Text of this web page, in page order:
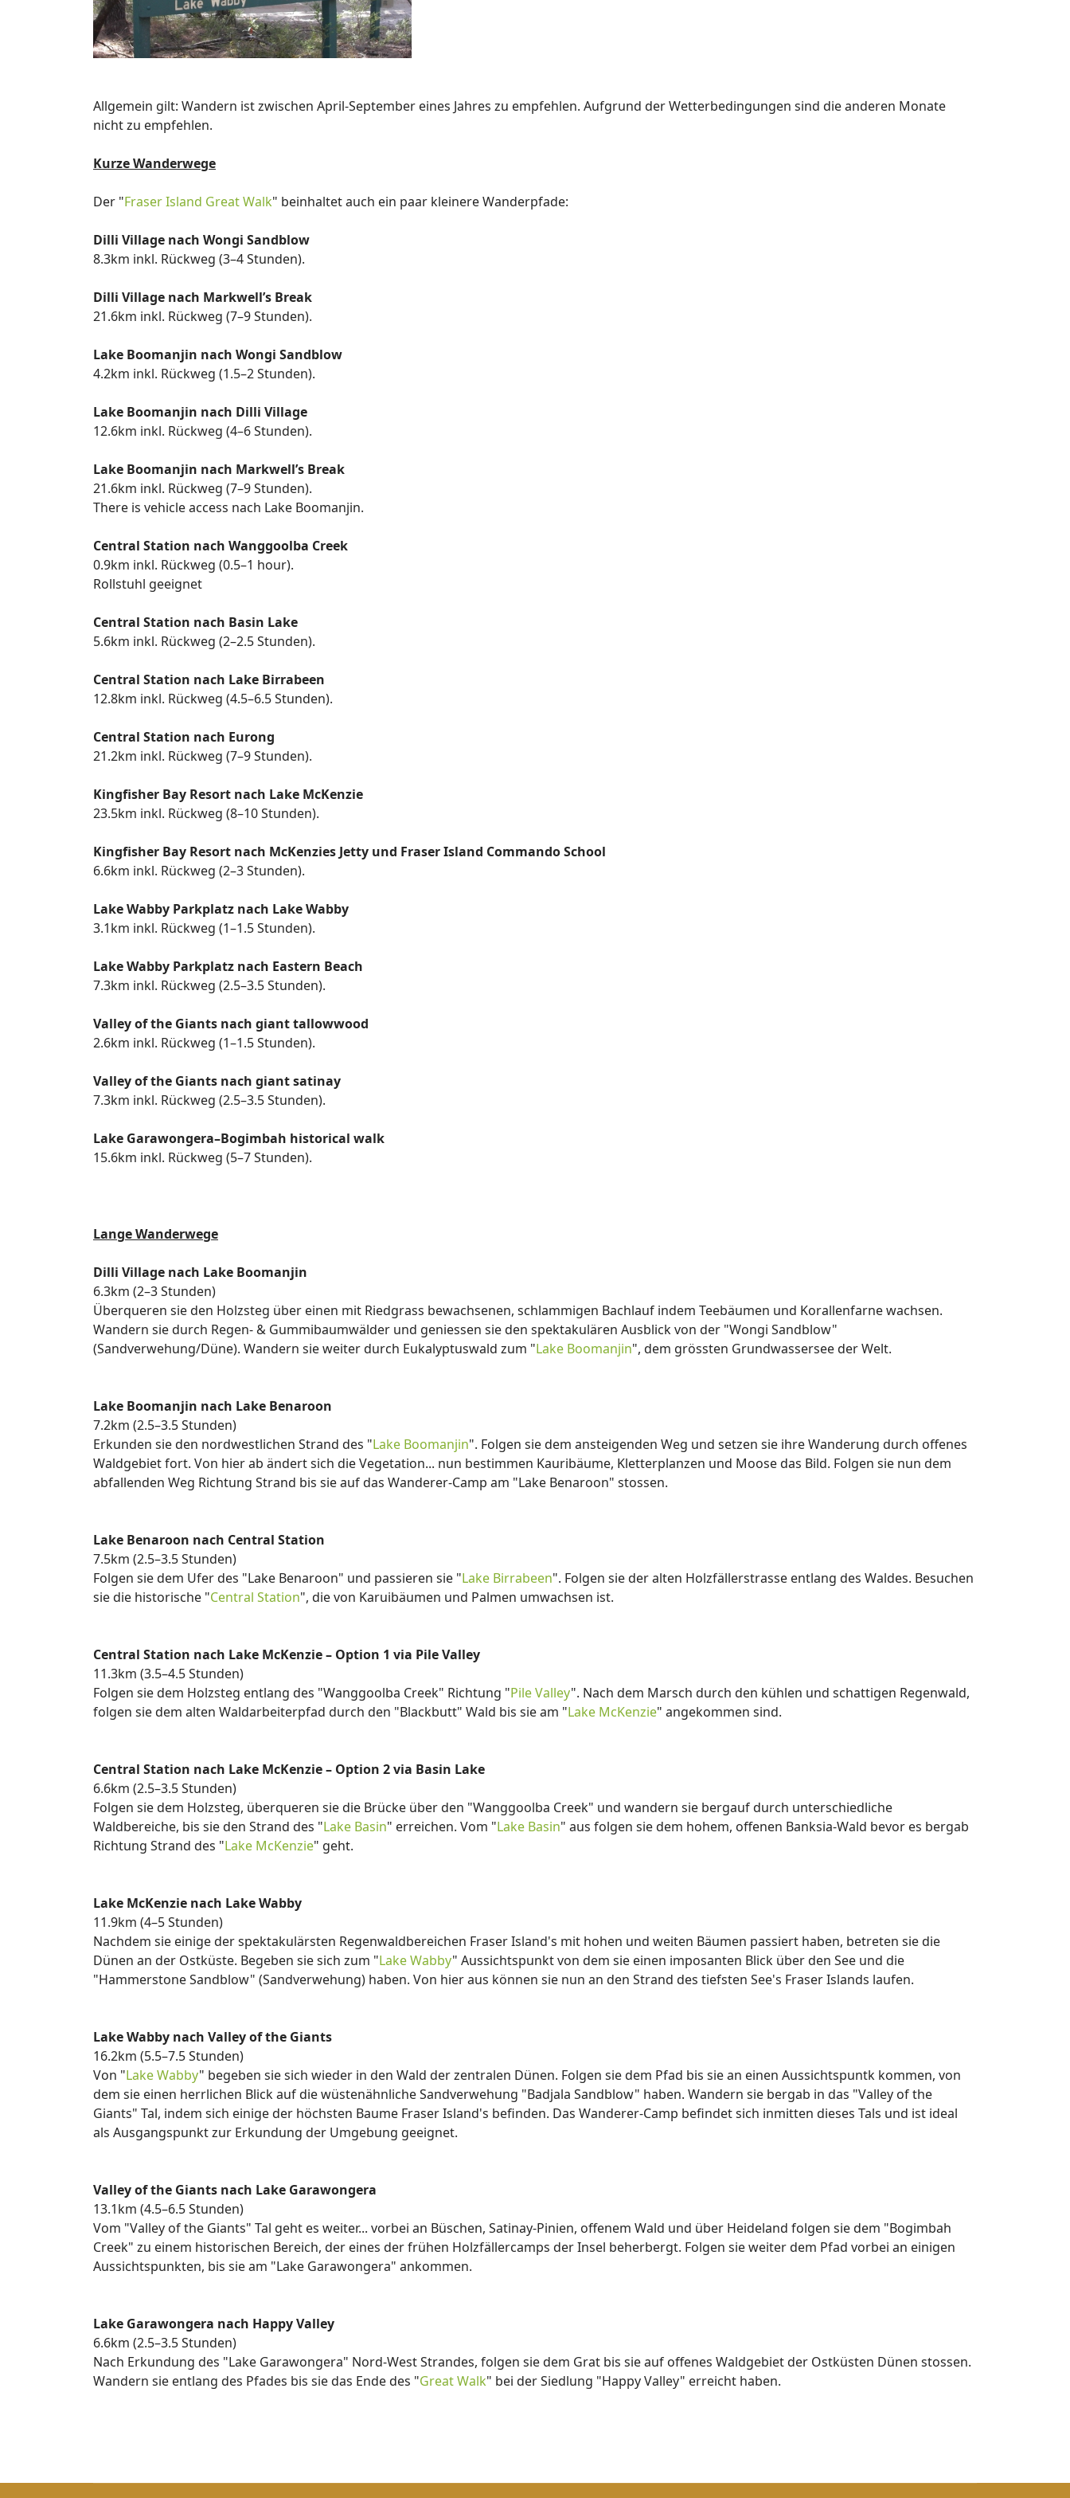
Allgemein gilt: Wandern ist zwischen April-September eines Jahres zu empfehlen. Aufgrund der Wetterbedingungen sind die anderen Monate
nicht zu empfehlen.
Kurze Wanderwege
Der "Fraser Island Great Walk" beinhaltet auch ein paar kleinere Wanderpfade:
Dilli Village nach Wongi Sandblow
8.3km inkl. Rückweg (3–4 Stunden).
Dilli Village nach Markwell’s Break
21.6km inkl. Rückweg (7–9 Stunden).
Lake Boomanjin nach Wongi Sandblow
4.2km inkl. Rückweg (1.5–2 Stunden).
Lake Boomanjin nach Dilli Village
12.6km inkl. Rückweg (4–6 Stunden).
Lake Boomanjin nach Markwell’s Break
21.6km inkl. Rückweg (7–9 Stunden).
There is vehicle access nach Lake Boomanjin.
Central Station nach Wanggoolba Creek
0.9km inkl. Rückweg (0.5–1 hour).
Rollstuhl geeignet
Central Station nach Basin Lake
5.6km inkl. Rückweg (2–2.5 Stunden).
Central Station nach Lake Birrabeen
12.8km inkl. Rückweg (4.5–6.5 Stunden).
Central Station nach Eurong
21.2km inkl. Rückweg (7–9 Stunden).
Kingfisher Bay Resort nach Lake McKenzie
23.5km inkl. Rückweg (8–10 Stunden).
Kingfisher Bay Resort nach McKenzies Jetty und Fraser Island Commando School
6.6km inkl. Rückweg (2–3 Stunden).
Lake Wabby Parkplatz nach Lake Wabby
3.1km inkl. Rückweg (1–1.5 Stunden).
Lake Wabby Parkplatz nach Eastern Beach
7.3km inkl. Rückweg (2.5–3.5 Stunden).
Valley of the Giants nach giant tallowwood
2.6km inkl. Rückweg (1–1.5 Stunden).
Valley of the Giants nach giant satinay
7.3km inkl. Rückweg (2.5–3.5 Stunden).
Lake Garawongera–Bogimbah historical walk
15.6km inkl. Rückweg (5–7 Stunden).
Lange Wanderwege
Dilli Village nach Lake Boomanjin
6.3km (2–3 Stunden)
Überqueren sie den Holzsteg über einen mit Riedgrass bewachsenen, schlammigen Bachlauf indem Teebäumen und Korallenfarne wachsen.
Wandern sie durch Regen- & Gummibaumwälder und geniessen sie den spektakulären Ausblick von der "Wongi Sandblow"
(Sandverwehung/Düne). Wandern sie weiter durch Eukalyptuswald zum "Lake Boomanjin", dem grössten Grundwassersee der Welt.
Lake Boomanjin nach Lake Benaroon
7.2km (2.5–3.5 Stunden)
Erkunden sie den nordwestlichen Strand des "Lake Boomanjin". Folgen sie dem ansteigenden Weg und setzen sie ihre Wanderung durch offenes
Waldgebiet fort. Von hier ab ändert sich die Vegetation... nun bestimmen Kauribäume, Kletterplanzen und Moose das Bild. Folgen sie nun dem
abfallenden Weg Richtung Strand bis sie auf das Wanderer-Camp am "Lake Benaroon" stossen.
Lake Benaroon nach Central Station
7.5km (2.5–3.5 Stunden)
Folgen sie dem Ufer des "Lake Benaroon" und passieren sie "Lake Birrabeen". Folgen sie der alten Holzfällerstrasse entlang des Waldes. Besuchen
sie die historische "Central Station", die von Karuibäumen und Palmen umwachsen ist.
Central Station nach Lake McKenzie – Option 1 via Pile Valley
11.3km (3.5–4.5 Stunden)
Folgen sie dem Holzsteg entlang des "Wanggoolba Creek" Richtung "Pile Valley". Nach dem Marsch durch den kühlen und schattigen Regenwald,
folgen sie dem alten Waldarbeiterpfad durch den "Blackbutt" Wald bis sie am "Lake McKenzie" angekommen sind.
Central Station nach Lake McKenzie – Option 2 via Basin Lake
6.6km (2.5–3.5 Stunden)
Folgen sie dem Holzsteg, überqueren sie die Brücke über den "Wanggoolba Creek" und wandern sie bergauf durch unterschiedliche
Waldbereiche, bis sie den Strand des "Lake Basin" erreichen. Vom "Lake Basin" aus folgen sie dem hohem, offenen Banksia-Wald bevor es bergab
Richtung Strand des "Lake McKenzie" geht.
Lake McKenzie nach Lake Wabby
11.9km (4–5 Stunden)
Nachdem sie einige der spektakulärsten Regenwaldbereichen Fraser Island's mit hohen und weiten Bäumen passiert haben, betreten sie die
Dünen an der Ostküste. Begeben sie sich zum "Lake Wabby" Aussichtspunkt von dem sie einen imposanten Blick über den See und die
"Hammerstone Sandblow" (Sandverwehung) haben. Von hier aus können sie nun an den Strand des tiefsten See's Fraser Islands laufen.
Lake Wabby nach Valley of the Giants
16.2km (5.5–7.5 Stunden)
Von "Lake Wabby" begeben sie sich wieder in den Wald der zentralen Dünen. Folgen sie dem Pfad bis sie an einen Aussichtspuntk kommen, von
dem sie einen herrlichen Blick auf die wüstenähnliche Sandverwehung "Badjala Sandblow" haben. Wandern sie bergab in das "Valley of the
Giants" Tal, indem sich einige der höchsten Baume Fraser Island's befinden. Das Wanderer-Camp befindet sich inmitten dieses Tals und ist ideal
als Ausgangspunkt zur Erkundung der Umgebung geeignet.
Valley of the Giants nach Lake Garawongera
13.1km (4.5–6.5 Stunden)
Vom "Valley of the Giants" Tal geht es weiter... vorbei an Büschen, Satinay-Pinien, offenem Wald und über Heideland folgen sie dem "Bogimbah
Creek" zu einem historischen Bereich, der eines der frühen Holzfällercamps der Insel beherbergt. Folgen sie weiter dem Pfad vorbei an einigen
Aussichtspunkten, bis sie am "Lake Garawongera" ankommen.
Lake Garawongera nach Happy Valley
6.6km (2.5–3.5 Stunden)
Nach Erkundung des "Lake Garawongera" Nord-West Strandes, folgen sie dem Grat bis sie auf offenes Waldgebiet der Ostküsten Dünen stossen.
Wandern sie entlang des Pfades bis sie das Ende des "Great Walk" bei der Siedlung "Happy Valley" erreicht haben.